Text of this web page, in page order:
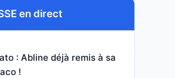
en direct
: Abline déjà remis à sa
!